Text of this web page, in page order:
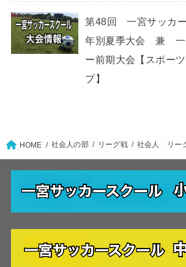
第48回 一宮サッカ
年別夏季大会 兼 一
ー前期大会【スポー
プ】
HOME 社会人の部 リーグ戦 社会人 リー